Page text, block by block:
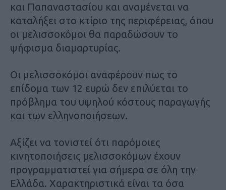
και Παπαναστασίου και αναμένεται να
καταλήξει στο κτίριο της περιφέρειας, όπου
οι μελισσοκόμοι θα παραδώσουν το
ψήφισμα διαμαρτυρίας.
Οι μελισσοκόμοι αναφέρουν πως το
επίδομα των 12 ευρώ δεν επιλύεται το
πρόβλημα του υψηλού κόστους παραγωγής
και των ελληνοποιήσεων.
Αξίζει να τονιστεί ότι παρόμοιες
κινητοποιήσεις μελισσοκόμων έχουν
προγραμματιστεί για σήμερα σε όλη την
Ελλάδα. Χαρακτηριστικά είναι τα όσα